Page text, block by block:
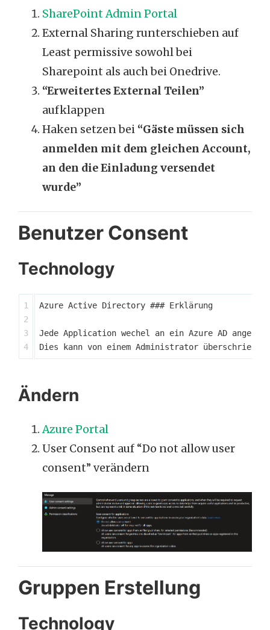
SharePoint Admin Portal
External Sharing runterschieben auf
Least permissive sowohl bei
Sharepoint als auch bei Onedrive.
“Erweitertes External Teilen”
aufklappen
Haken setzen bei “Gäste müssen sich
anmelden mit dem gleichen Account,
an den die Einladung versendet
wurde”
Benutzer Consent
Technology
1
2
3
Azure Active Directory ### Erklärung
Jede Application wechel an ein Azure AD
Ändern
Azure Portal
User Consent auf “Do not allow user
consent” verändern
Gruppen Erstellung
Technology